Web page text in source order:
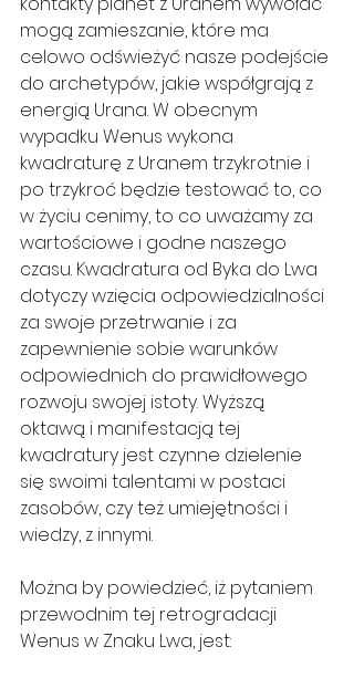
mogą zamieszanie, które ma
celowo odświeżyć nasze podejście
do archetypów, jakie współgrają z
energią Urana. W obecnym
wypadku Wenus wykona
kwadraturę z Uranem trzykrotnie i
po trzykroć będzie testować to, co
w życiu cenimy, to co uważamy za
wartościowe i godne naszego
czasu. Kwadratura od Byka do Lwa
dotyczy wzięcia odpowiedzialności
za swoje przetrwanie i za
zapewnienie sobie warunków
odpowiednich do prawidłowego
rozwoju swojej istoty. Wyższą
oktawą i manifestacją tej
kwadratury jest czynne dzielenie
się swoimi talentami w postaci
zasobów, czy też umiejętności i
wiedzy, z innymi.
Można by powiedzieć, iż pytaniem
przewodnim tej retrogradacji
Wenus w Znaku Lwa, jest: